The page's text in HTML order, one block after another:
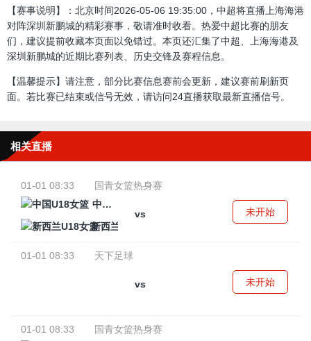
【赛事说明】：北京时间2026-05-06 19:35:00，中超将直播上海海港
对阵深圳新鹏城的精彩赛事，敬请准时收看。热爱中超比赛的朋友
们，建议提前收藏本页面以免错过。本页还汇集了中超、上海海港及
深圳新鹏城的近期比赛列表、历史交锋及赛程信息。
【温馨提示】请注意，部分比赛信息赛前会更新，建议赛前刷新页
面。若比赛已结束或信号无效，请访问24直播获取最新直播信号。
相关直播
01-01 08:33
国青女篮热身赛
中国U18女篮
vs
新西兰U18女篮
未开始
01-01 08:33 天下足球
vs 未开始
01-01 08:33
国青女篮热身赛